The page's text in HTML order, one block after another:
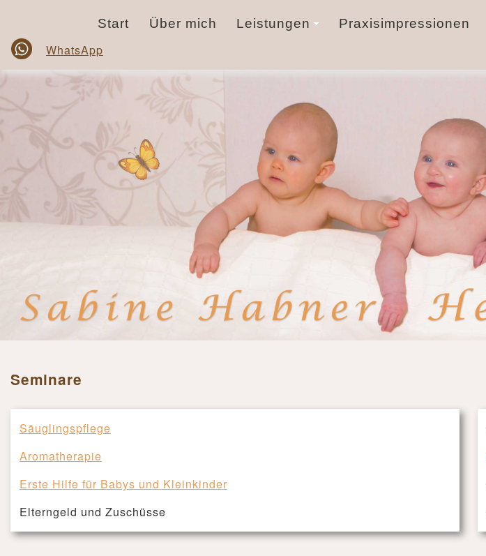
Start Über mich Leistungen Praxisimpressionen
WhatsApp
Seminare
Säuglingspflege
Aromatherapie
Erste Hilfe für Babys und Kleinkinder
Elterngeld und Zuschüsse